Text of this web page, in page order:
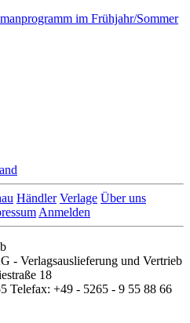
im Frühjahr/Sommer
Händler Verlage Über uns
Anmelden
- Verlagsauslieferung und Vertrieb
18
Telefax: +49 - 5265 - 9 55 88 66